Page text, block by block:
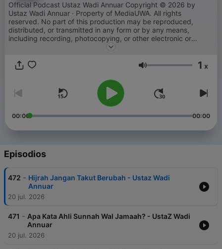
Official Podcast Ustaz Wadi Annuar Copyright © 2026 by
Ustaz Wadi Annuar · Property of MediaUWA. All rights
reserved. No part of this production may be reproduced,
distributed, or transmitted in any form or by any means,
including recording, photocopying, or other electronic or
mechanical methods, without the prior written permission of
Volumen 1 x
00:00 00:00
Episodios
472 - Hijrah Jangan Takut Berubah - Ustaz Wadi
Annuar
20 jul. 2026
471 - Apa Kata Ahli Sunnah Wal Jamaah? - UstaZ Wadi
Annuar
20 jul. 2026